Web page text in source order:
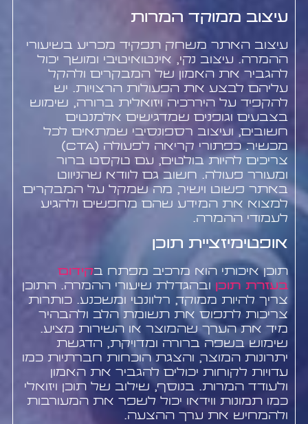
עיצוב ממוקד המרות
עיצוב האתר משחק תפקיד מכריע בשיעורי
ההמרה. עיצוב נקי, אינטואיטיבי ומושך יכול
להגביר את האמון של המבקרים ולהקל
עליהם לבצע את הפעולות הרצויות. יש
להקפיד על היררכיה ויזואלית ברורה, שימוש
בצבעים וגופנים שמדגישים אלמנטים
חשובים, ועיצוב רספונסיבי שמתאים לכל
מכשיר. כפתורי קריאה לפעולה (CTA)
צריכים להיות בולטים, עם טקסט ברור
ומעורר פעולה. חשוב גם לוודא שהניווט
באתר פשוט וישיר, מה שמקל על המבקרים
למצוא את המידע שהם מחפשים ולהגיע
לעמודי ההמרה.
אופטימיזציית תוכן
תוכן איכותי הוא מרכיב מפתח בקידום
בעזרת תוכן ובהגדלת שיעורי ההמרה. התוכן
צריך להיות ממוקד, רלוונטי ומשכנע. כותרות
צריכות לתפוס את תשומת הלב ולהבהיר
מיד את הערך שהמוצר או השירות מציע.
שימוש בשפה ברורה ומדויקת, הדגשת
יתרונות המוצר, והצגת הוכחות חברתיות כמו
עדויות לקוחות יכולים להגביר את האמון
ולעודד המרות. בנוסף, שילוב של תוכן ויזואלי
כמו תמונות ווידאו יכול לשפר את המעורבות
ולהמחיש את ערך ההצעה.